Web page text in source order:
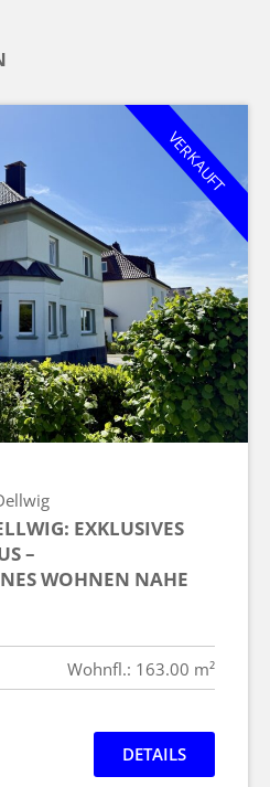
VERKAUFT
EXKLUSIVES
–
WOHNEN NAHE
Wohnfl.: 163.00 m²
DETAILS